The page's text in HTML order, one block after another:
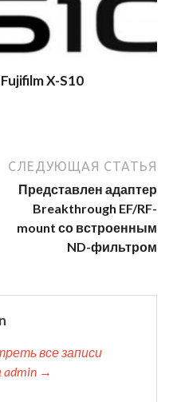
X-S10
СЛЕДУЮЩАЯ СТАТЬЯ
Представлен адаптер
Breakthrough EF/RF-
mount со встроенным
ND-фильтром
все записи
→